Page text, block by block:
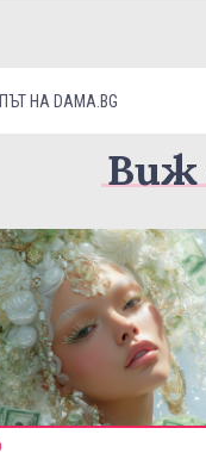
НА DAMA.BG
Виж